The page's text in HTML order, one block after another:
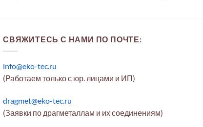
СВЯЖИТЕСЬ С НАМИ ПО ПОЧТЕ:
info@eko-tec.ru
(Работаем только с юр. лицами и ИП)
dragmet@eko-tec.ru
(Заявки по драгметаллам и их соединениям)